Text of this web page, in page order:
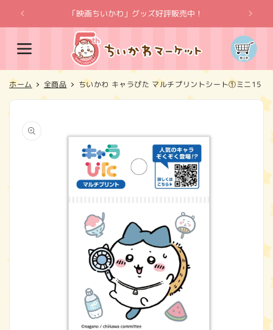
ンツに
進む
「映画ちいかわ」グッズ好評販売中！
カ
ー
ト
ホーム 全商品 ちいかわ キャラぴた マルチプリントシート①ミニ15
報にス
キップ